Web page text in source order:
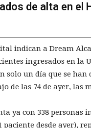
de alta en el
indican a Dream
ingresados en la
solo un día que se
de las 74 de ayer, las
ya con 338 personas
paciente desde ayer),